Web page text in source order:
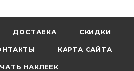
ДОСТАВКА СКИДКИ
КАРТА САЙТА
НАКЛЕЕК